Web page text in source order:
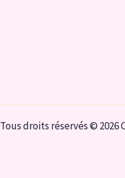
Tous droits réservés © 2026